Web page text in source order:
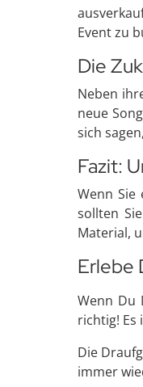
Event zu
Die
Neben
neue
sich
Fazit:
Wenn
sollten
Material,
Erlebe
Wenn Du
richtig! Es
Die
immer